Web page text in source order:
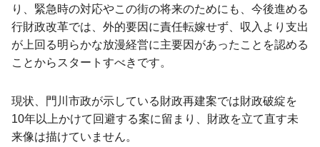
り、緊急時の対応やこの街の将来のためにも、今後進める
行財政改革では、外的要因に責任転嫁せず、収入より支出
が上回る明らかな放漫経営に主要因があったことを認める
ことからスタートすべきです。
現状、門川市政が示している財政再建案では財政破綻を
10年以上かけて回避する案に留まり、財政を立て直す未
来像は描けていません。